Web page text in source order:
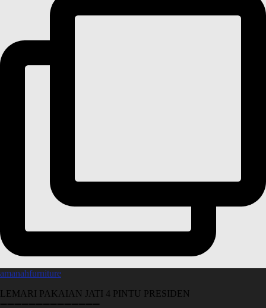
amanahfurniture
LEMARI PAKAIAN JATI 4 PINTU PRESIDEN
➖➖➖➖➖➖➖➖➖➖➖➖➖➖